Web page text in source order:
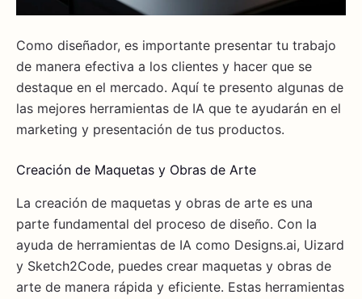
Como diseñador, es importante presentar tu trabajo
de manera efectiva a los clientes y hacer que se
destaque en el mercado. Aquí te presento algunas de
las mejores herramientas de IA que te ayudarán en el
marketing y presentación de tus productos.
Creación de Maquetas y Obras de Arte
La creación de maquetas y obras de arte es una
parte fundamental del proceso de diseño. Con la
ayuda de herramientas de IA como Designs.ai, Uizard
y Sketch2Code, puedes crear maquetas y obras de
arte de manera rápida y eficiente. Estas herramientas